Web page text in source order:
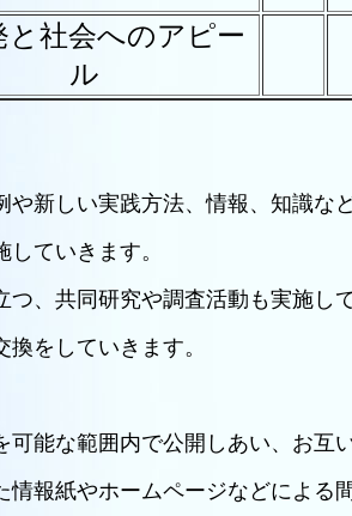
社会へのアピー
ル
新しい実践方法、情報、知識な
ていきます。
、共同研究や調査活動も実施し
をしていきます。
能な範囲内で公開しあい、お互
報紙やホームページなどによる